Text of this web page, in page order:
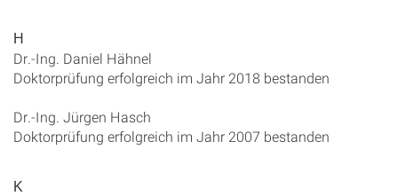
H
Dr.-Ing. Daniel Hähnel
Doktorprüfung erfolgreich im Jahr 2018 bestanden
Dr.-Ing. Jürgen Hasch
Doktorprüfung erfolgreich im Jahr 2007 bestanden
K